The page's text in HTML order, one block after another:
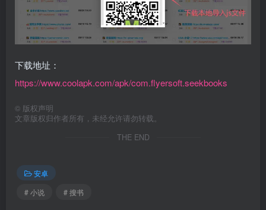
下载地址：
https://www.coolapk.com/apk/com.flyersoft.seekbooks
© 版权声明
文章版权归作者所有，未经允许请勿转载。
THE END
安卓
# 小说
# 搜书